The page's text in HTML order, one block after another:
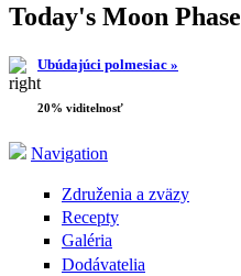
Today's Moon Phase
Ubúdajúci polmesiac »
20% viditelnosť
Navigation
Združenia a zväzy
Recepty
Galéria
Dodávatelia